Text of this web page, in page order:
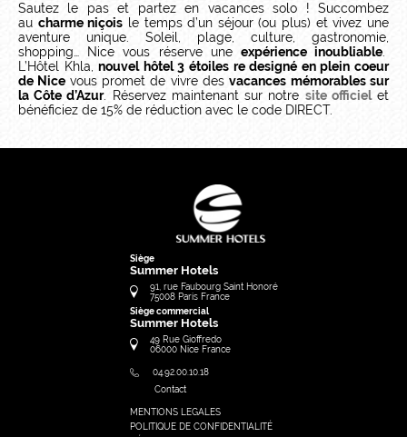
Sautez le pas et partez en vacances solo ! Succombez
au charme niçois le temps d’un séjour (ou plus) et vivez une
aventure unique. Soleil, plage, culture, gastronomie,
shopping… Nice vous réserve une expérience inoubliable
L’Hôtel Khla,nouvel hôtel 3 étoiles re designé en plein coeur
de Nice vous promet de vivre desvacances mémorables sur
la Côte d’Azur. Réservez maintenant sur notre site officielet
bénéficiez de 15% de réduction avec le code DIRECT.
Siège
Summer Hotels
91, rue Faubourg Saint Honoré
75008 Paris France
Siège commercial
Summer Hotels
49 Rue Gioffredo
06000 Nice France
04.92.00.10.18
Contact
MENTIONS LEGALES
POLITIQUE DE CONFIDENTIALITÉ
FRANÇAIS